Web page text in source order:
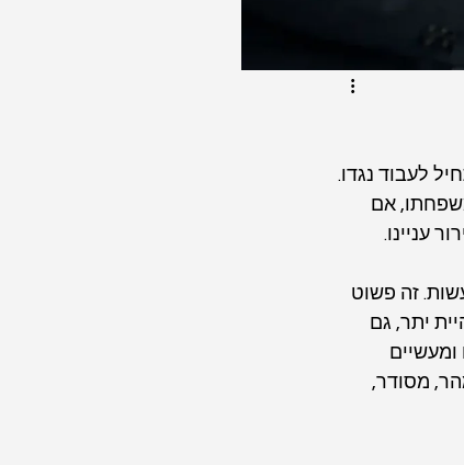
לעבוד נגדו.
אם
עניינו.
זה פשוט
יתר, גם
מסודר,